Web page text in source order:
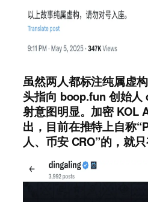
虽然两人都标注纯属虚
头指向 boop.fun 创始
射意图明显。加密 KOL
出，目前在推特上自称
人、币安 CRO”的，就